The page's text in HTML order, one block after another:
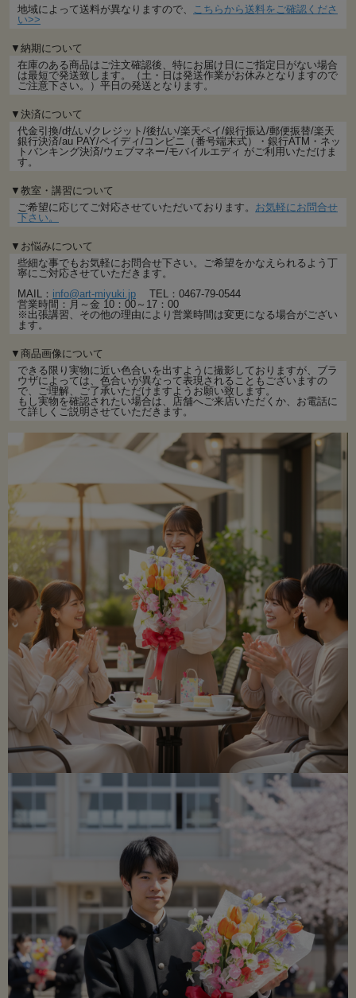
「あの日の気持ち」を形として残せるのは、アーティフィシャルフラワー
ならではの大きな魅力です。
花粉の心配もなく、ペットのいるご家庭にも安心。
特別な想いを、特別なまま届けたい。
※お花を追加してボリュームアップなどお客様のご要望での制作も承り
ます。（お花の変更・チェンジは承れません。）
地域によって送料が異なりますので、
こちらから送料をご確認くださ
い>>
▼納期について
在庫のある商品はご注文確認後、特にお届け日にご指定日がない場合
は最短で発送致します。（土・日は発送作業がお休みとなりますので
ご注意下さい。）平日の発送となります。
▼決済について
代金引換/d払い/クレジット/後払い/楽天ペイ/銀行振込/郵便振替/楽天
銀行決済/au PAY/ペイディ/コンビニ（番号端末式）・銀行ATM・ネッ
トバンキング決済/ウェブマネー/モバイルエディ がご利用いただけま
す。
▼教室・講習について
ご希望に応じてご対応させていただいております。 お気軽にお問合せ
下さい。
▼お悩みについて
些細な事でもお気軽にお問合せ下さい。ご希望をかなえられるよう丁
寧にご対応させていただきます。
MAIL： info@art-miyuki.jp TEL：0467-79-0544
営業時間：月～金 10：00～17：00
※出張講習、その他の理由により営業時間は変更になる場合がござい
ます。
▼商品画像について
できる限り実物に近い色合いを出すように撮影しておりますが、ブラ
ウザによっては、色合いが異なって表現されることもございますの
で、ご理解、ご了承いただけますようお願い致します。
もし実物を確認されたい場合は、店舗へご来店いただくか、お電話に
て詳しくご説明させていただきます。